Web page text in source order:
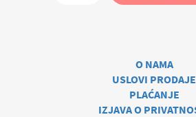
O NAMA
USLOVI PRODAJE
PLAĆANJE
IZJAVA O